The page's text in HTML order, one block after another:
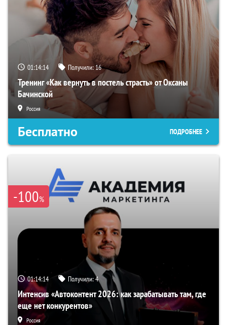
01:14:13 Получили:16
Тренинг «Как вернуть в постель страсть» от Оксаны
Бачинской
Россия
Бесплатно ПОДРОБНЕЕ
-100%
01:14:13 Получили:4
Интенсив «Автоконтент 2026: как зарабатывать там, где
еще нет конкурентов»
Россия